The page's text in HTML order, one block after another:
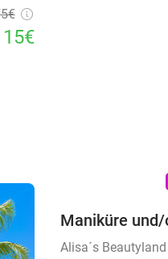
Maniküre
Alisa´s